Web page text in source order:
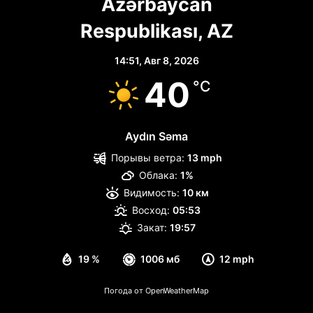
Respublikası, AZ
14:51, Авг 8, 2026
40 °C
Aydın Səma
19 % 1006 мб 12 mph
Порывы ветра: 13 mph
Облака: 1%
Видимость: 10 км
Восход: 05:53
Закат: 19:57
Погода от OpenWeatherMap